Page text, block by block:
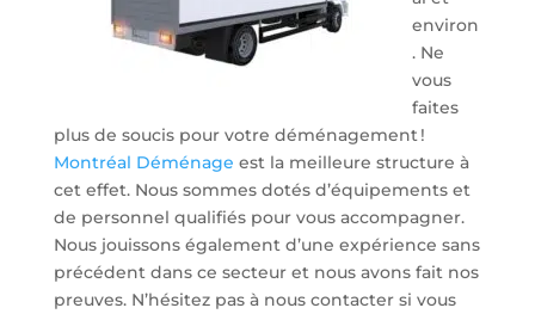
environ
. Ne
vous
faites
plus de soucis pour votre déménagement !
Montréal Déménage est la meilleure structure à
cet effet. Nous sommes dotés d’équipements et
de personnel qualifiés pour vous accompagner.
Nous jouissons également d’une expérience sans
précédent dans ce secteur et nous avons fait nos
preuves. N’hésitez pas à nous contacter si vous